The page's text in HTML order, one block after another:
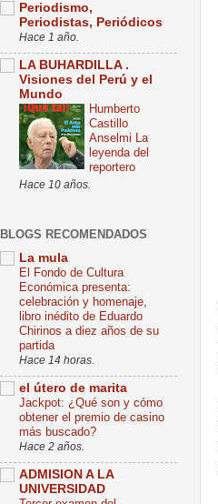
Periodismo,
Periodistas, Periódicos
Hace 1 año.
LA BUHARDILLA .
Visiones del Perú y el
Mundo
Humberto
Castillo
Anselmi La
leyenda del
reportero
Hace 10 años.
BLOGS RECOMENDADOS
La mula
El Fondo de Cultura
Económica presenta:
celebración y homenaje,
libro inédito de Eduardo
Chirinos a diez años de su
partida
Hace 14 horas.
el útero de marita
Jackpot: ¿Qué son y cómo
obtener el premio de casino
más buscado?
Hace 2 años.
ADMISION A LA
UNIVERSIDAD